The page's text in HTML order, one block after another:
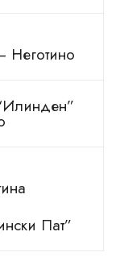
Неготино
Пат”